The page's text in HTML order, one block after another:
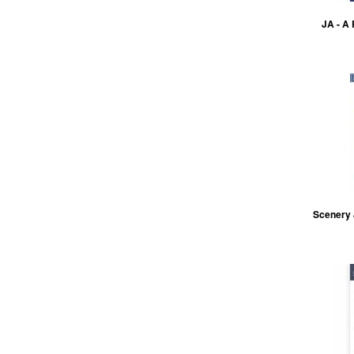
JA - A
Scenery